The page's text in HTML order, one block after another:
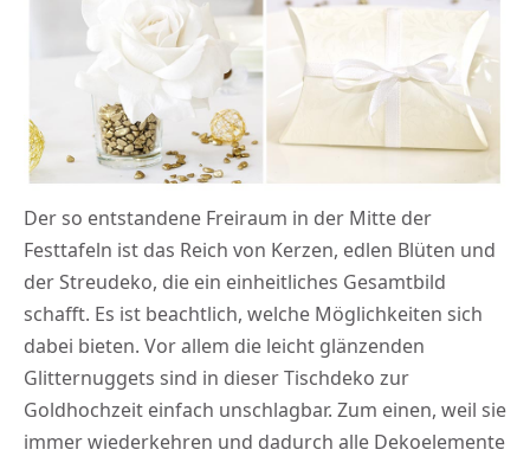
Der so entstandene Freiraum in der Mitte der
Festtafeln ist das Reich von Kerzen, edlen Blüten und
der Streudeko, die ein einheitliches Gesamtbild
schafft. Es ist beachtlich, welche Möglichkeiten sich
dabei bieten. Vor allem die leicht glänzenden
Glitternuggets sind in dieser Tischdeko zur
Goldhochzeit einfach unschlagbar. Zum einen, weil sie
immer wiederkehren und dadurch alle Dekoelemente